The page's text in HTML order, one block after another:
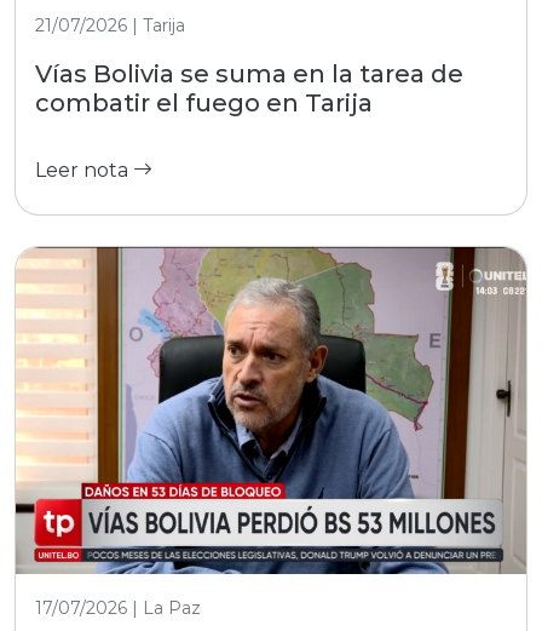
21/07/2026 | Tarija
Vías Bolivia se suma en la tarea de
combatir el fuego en Tarija
Leer nota
17/07/2026 | La Paz